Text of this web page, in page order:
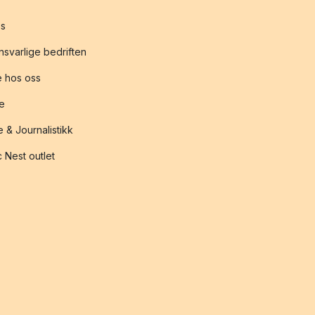
bedriften
hos oss
& Journalistikk
Nest outlet